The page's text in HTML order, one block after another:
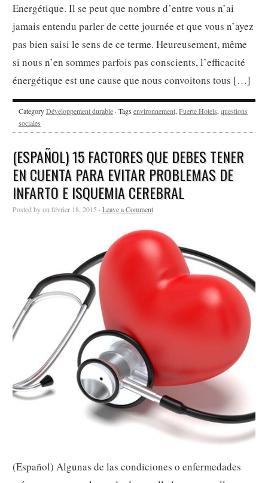
Energétique. Il se peut que nombre d’entre vous n’ai
jamais entendu parler de cette journée et que vous n’ayez
pas bien saisi le sens de ce terme. Heureusement, même
si nous n’en sommes parfois pas conscients, l’efficacité
énergétique est une cause que nous convoitons tous […]
CategoryDéveloppement durable · Tags environnement, Fuerte Hotels, questions
sociales
(ESPAÑOL) 15 FACTORES QUE DEBES TENER
EN CUENTA PARA EVITAR PROBLEMAS DE
INFARTO E ISQUEMIA CEREBRAL
Posted by on février 18, 2015 · Leave a Comment
(Español) Algunas de las condiciones o enfermedades